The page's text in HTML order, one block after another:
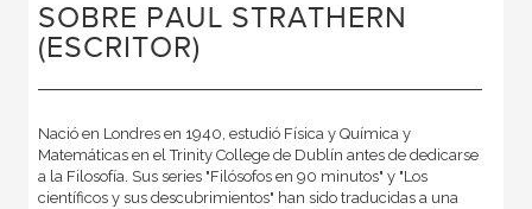
SOBRE PAUL STRATHERN
(ESCRITOR)
Nació en Londres en 1940, estudió Física y Química y
Matemáticas en el Trinity College de Dublín antes de dedicarse
a la Filosofía. Sus series "Filósofos en 90 minutos" y "Los
científicos y sus descubrimientos" han sido traducidas a una